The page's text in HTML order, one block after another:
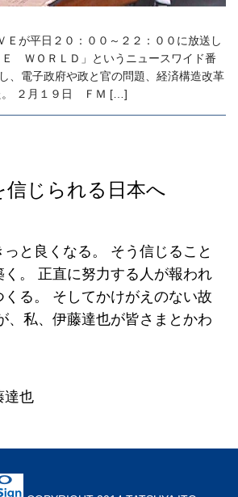
Ｅが平日２０：００～２２：００に放送し
ＷＯＲＬＤ」というニュースワイド番
、電子政府や政と官の問題、経済構造改革
。 ２月１９日 ＦＭ […]
信じられる日本へ
と良くなる。
そう信じること
。
正直に努力する人が報われ
る。
そしてかけがえのない故
、私、伊藤達也が皆さまとかわ
也